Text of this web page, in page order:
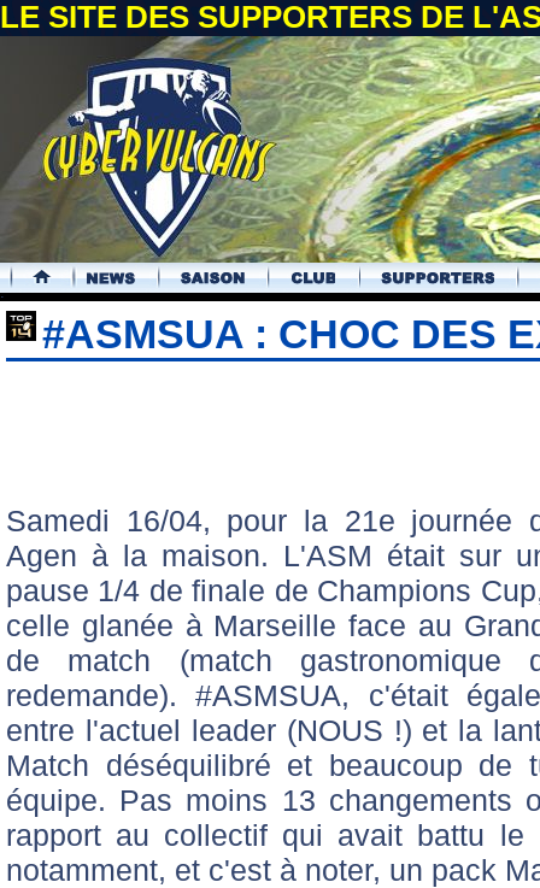
LE SITE DES SUPPORTERS DE
.
#ASMSUA : CHOC DES
Samedi 16/04, pour la 21e journée
Agen à la maison. L'ASM était sur
pause 1/4 de finale de Champions
celle glanée à Marseille face au
de match (match
redemande). #ASMSUA, c'était
entre l'actuel leader (NOUS !) et la
Match déséquilibré et beaucoup
équipe. Pas moins 13 changements
rapport au collectif qui avait battu le
notamment, et c'est à noter, un pack